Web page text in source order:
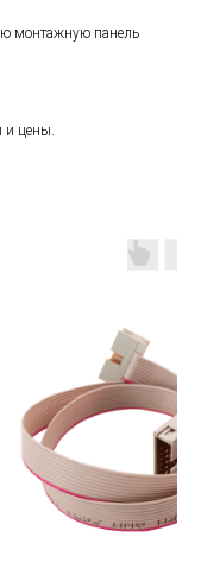
монтажную панель
и цены.